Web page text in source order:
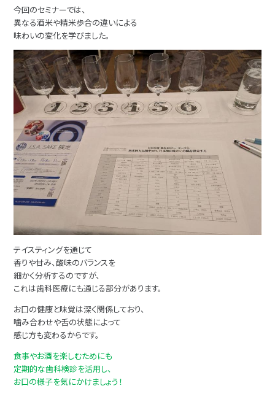
今回のセミナーでは、
異なる酒米や精米歩合の違いによる
味わいの変化を学びました。
テイスティングを通じて
香りや甘み、酸味のバランスを
細かく分析するのですが、
これは歯科医療にも通じる部分があります。
お口の健康と味覚は深く関係しており、
噛み合わせや舌の状態によって
感じ方も変わるからです。
食事やお酒を楽しむためにも
定期的な歯科検診を活用し、
お口の様子を気にかけましょう！